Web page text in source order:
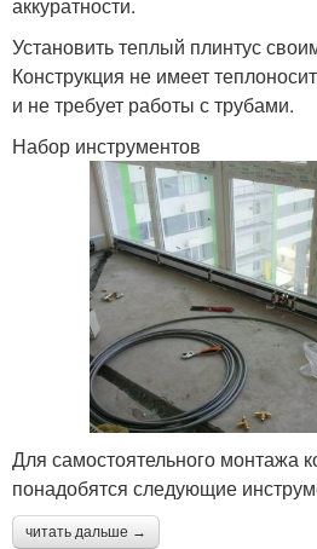
Установить теплый плинтус
Конструкция не имеет
и не требует работы с трубами.
Набор инструментов
Для самостоятельного монтажа
понадобятся следующие
читать дальше →